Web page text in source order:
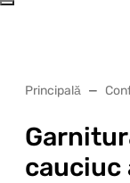
Principală
cauciuc